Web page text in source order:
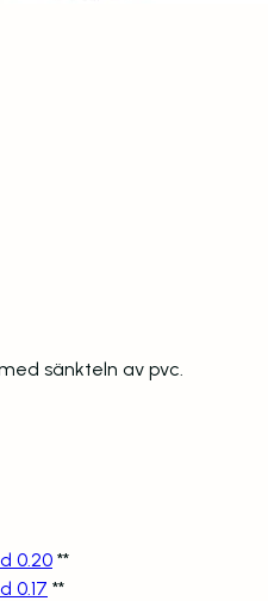
sänkteln av pvc.
0.20 **
0.17 **